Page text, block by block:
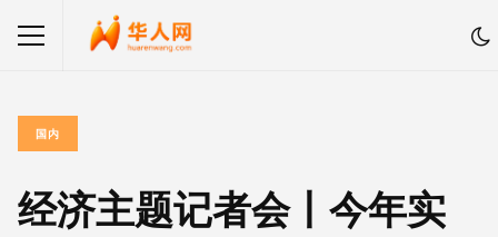
国内
经济主题记者会丨今年实